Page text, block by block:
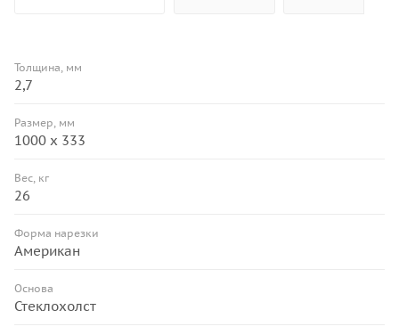
Толщина, мм
2,7
Размер, мм
1000 х 333
Вес, кг
26
Форма нарезки
Американ
Основа
Стеклохолст